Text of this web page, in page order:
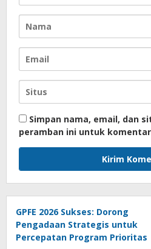
Simpan nama, email, dan
peramban ini untuk
GPFE 2026 Sukses: Dorong
Pengadaan Strategis untuk
Percepatan Program Prioritas